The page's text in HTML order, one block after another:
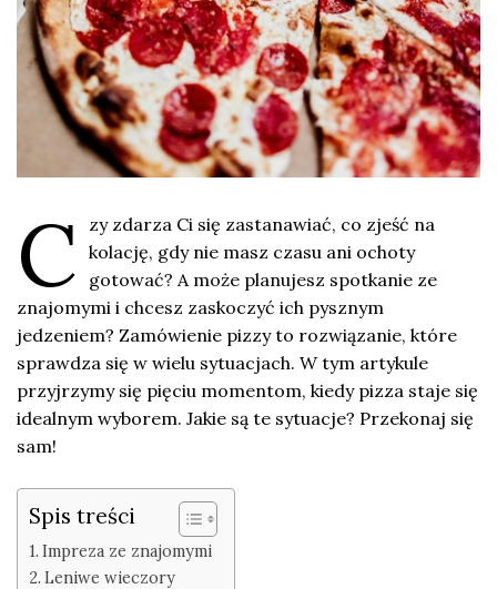
C
zy zdarza Ci się zastanawiać, co zjeść na
kolację, gdy nie masz czasu ani ochoty
gotować? A może planujesz spotkanie ze
znajomymi i chcesz zaskoczyć ich pysznym
jedzeniem? Zamówienie pizzy to rozwiązanie, które
sprawdza się w wielu sytuacjach. W tym artykule
przyjrzymy się pięciu momentom, kiedy pizza staje się
idealnym wyborem. Jakie są te sytuacje? Przekonaj się
sam!
Spis treści
Impreza ze znajomymi
Leniwe wieczory